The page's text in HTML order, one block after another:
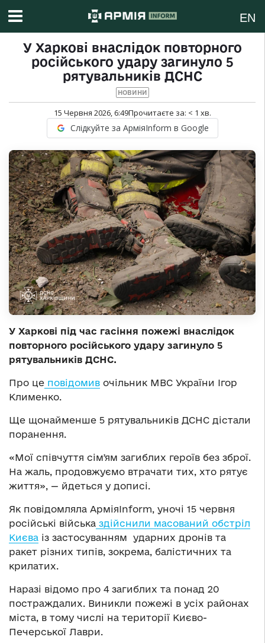
EN
У Харкові внаслідок повторного
російського удару загинуло 5
рятувальників ДСНС
НОВИНИ
15 Червня 2026, 6:49Прочитаєте за: < 1 хв.
Слідкуйте за АрміяInform в Google
У Харкові під час гасіння пожежі внаслідок
повторного російського удару загинуло 5
рятувальників ДСНС.
Про це повідомив очільник МВС України Ігор
Клименко.
Ще щонайменше 5 рятувальників ДСНС дістали
поранення.
«Мої співчуття сімʼям загиблих героїв без зброї.
На жаль, продовжуємо втрачати тих, хто рятує
життя», — йдеться у дописі.
Як повідомляла АрміяInform, уночі 15 червня
російські війська здійснили масований обстріл
Києва із застосуванням ударних дронів та
ракет різних типів, зокрема, балістичних та
крилатих.
Наразі відомо про 4 загиблих та понад 20
постраждалих. Виникли пожежі в усіх районах
міста, в тому числі на території Києво-
Печерської Лаври.